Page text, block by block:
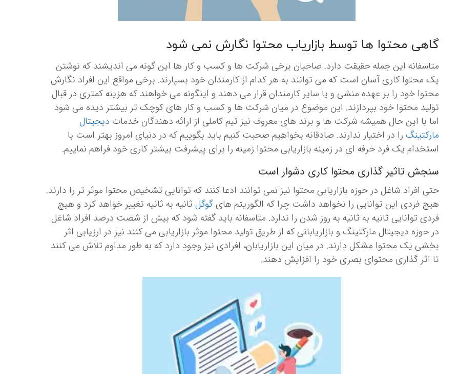
گاهی محتوا ها توسط بازاریاب محتوا نگارش نمی شود
متاسفانه این جمله حقیقت دارد. صاحبان برخی شرکت ها و کسب و کار ها این گونه می اندیشند که نوشتن
یک محتوا کاری آسان است که می توانند به هر کدام از کارمندان خود بسپارند. برخی مواقع این افراد نگارش
محتوا خود را بر عهده منشی و یا سایر کارمندان قرار می دهند و اینگونه می خواهند که هزینه کمتری در قبال
تولید محتوا خود بپردازند. این موضوع در میان شرکت ها و کسب و کار های کوچک تر بیشتر دیده می شود
اما با این حال همیشه شرکت ها و برند های معروف نیز تیم کاملی از ارائه دهندگان خدمات دیجیتال
مارکتینگ را در اختیار ندارند. صادقانه بخواهیم صحبت کنیم باید بگوییم که در دنیای امروز بهتر است با
استخدام یک فرد حرفه ای در زمینه بازاریابی محتوا زمینه را برای پیشرفت بیشتر کاری خود فراهم نماییم.
سنجش تاثیر گذاری محتوا کاری دشوار است
حتی افراد شاغل در حوزه بازاریابی محتوا نیز نمی توانند ادعا کنند که توانایی تشخیص محتوا موثر تر را دارند.
هیچ فردی این توانایی را نخواهد داشت چرا که الگوریتم هایگوگل ثانیه به ثانیه تغییر خواهد کرد و هیچ
فردی توانایی ثانیه به ثانیه به روز شدن را ندارد. متاسفانه باید گفته شود که بیش از شصت درصد افراد شاغل
در حوزه دیجیتال مارکتینگ و بازاریابانی که از طریق تولید محتوا موثر بازاریابی می کنند نیز در ارزیابی اثر
بخشی یک محتوا مشکل دارند. در میان این بازاریابان، افرادی نیز وجود دارد که به طور مداوم تلاش می کنند
تا اثر گذاری محتوای بصری خود را افزایش دهند.